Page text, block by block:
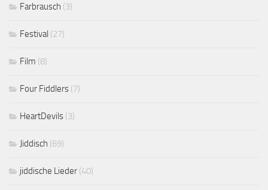
Farbrausch (3)
Festival (27)
Film (8)
Four Fiddlers (7)
HeartDevils (3)
Jiddisch (69)
jiddische Lieder (40)